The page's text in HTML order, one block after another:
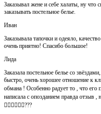
Заказывал жене и себе халаты, ну что
заказывать постельное белье.
Иван
Заказывала тапочки и одеяло,
очень приятно! Спасибо большое!
Лида
Заказала постельное белье со
быстро, очень хорошее отношение к
обмана ! Особенно радует то , что его
написала с опозданием правда отзыв ,
👌🏻👌🏻👌🏻???